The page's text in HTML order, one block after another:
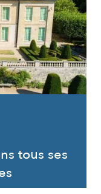
tous ses